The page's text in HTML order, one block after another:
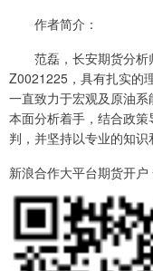
作者简介：
范磊，长安期货分析
Z0021225，具有扎实的
一直致力于宏观及原油
本面分析着手，结合政
判，并坚持以专业的知识
新浪合作大平台期货开